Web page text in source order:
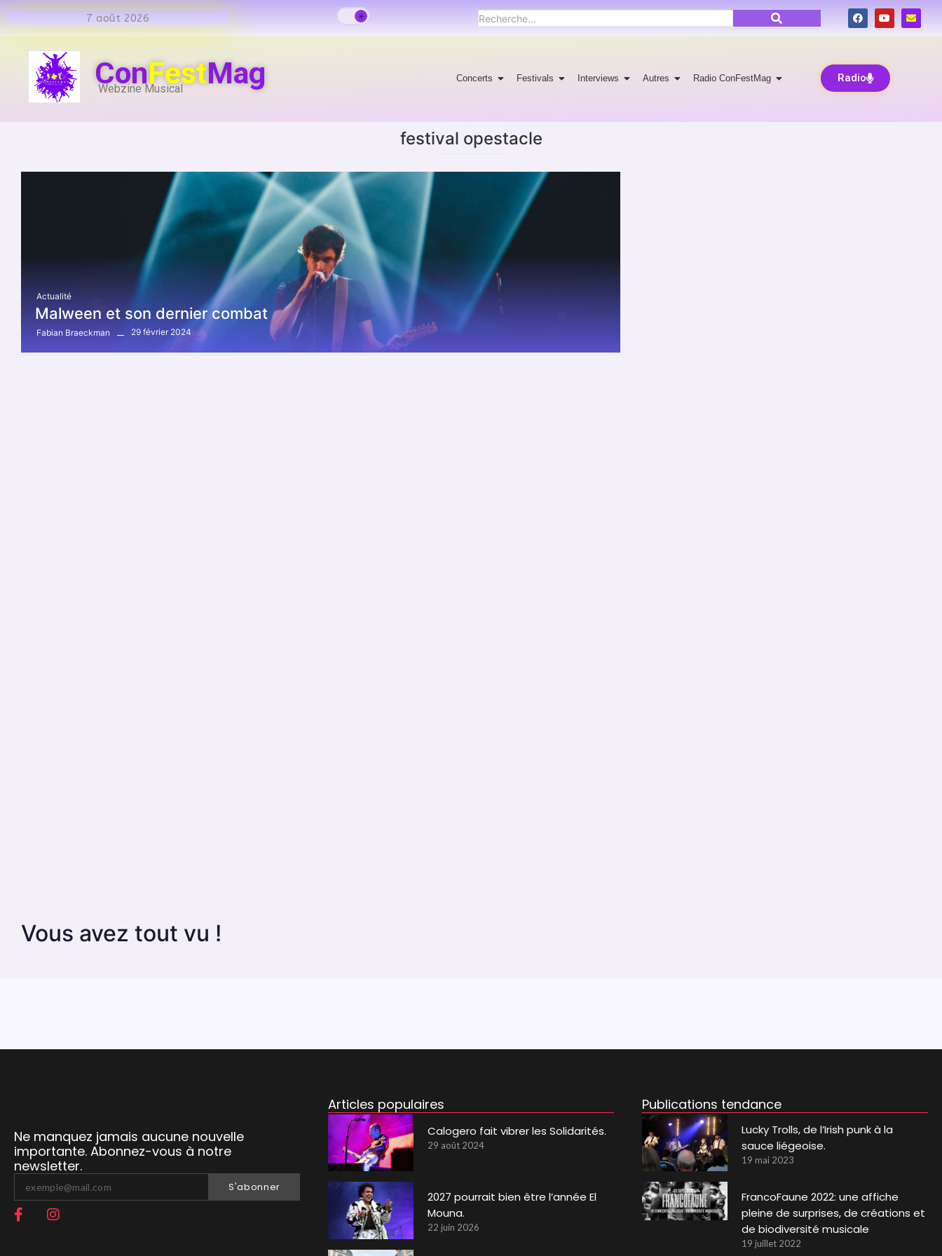
7 août 2026
ConFestMag
Webzine Musical
Concerts Festivals Interviews Autres Radio ConFestMag Radio
festival opestacle
Actualité
Malween et son dernier combat
Fabian Braeckman 29 février 2024
Vous avez tout vu !
Ne manquez jamais aucune nouvelle
importante. Abonnez-vous à notre
newsletter.
S'abonner
Articles populaires
Calogero fait vibrer les Solidarités.
29 août 2024
2027 pourrait bien être l’année El
Mouna.
22 juin 2026
Publications tendance
Lucky Trolls, de l’Irish punk à la
sauce liégeoise.
19 mai 2023
FrancoFaune 2022: une affiche
pleine de surprises, de créations et
de biodiversité musicale
19 juillet 2022